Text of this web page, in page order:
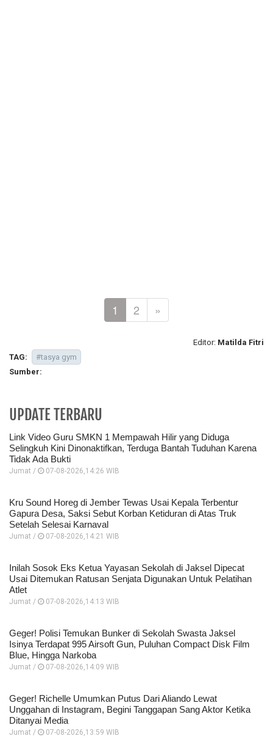
1 2 »
Editor: Matilda Fitri
TAG:
#tasya gym
Sumber:
UPDATE TERBARU
Link Video Guru SMKN 1 Mempawah Hilir yang Diduga
Selingkuh Kini Dinonaktifkan, Terduga Bantah Tuduhan Karena
Tidak Ada Bukti
Jumat / 07-08-2026,14:26 WIB
Kru Sound Horeg di Jember Tewas Usai Kepala Terbentur
Gapura Desa, Saksi Sebut Korban Ketiduran di Atas Truk
Setelah Selesai Karnaval
Jumat / 07-08-2026,14:21 WIB
Inilah Sosok Eks Ketua Yayasan Sekolah di Jaksel Dipecat
Usai Ditemukan Ratusan Senjata Digunakan Untuk Pelatihan
Atlet
Jumat / 07-08-2026,14:13 WIB
Geger! Polisi Temukan Bunker di Sekolah Swasta Jaksel
Isinya Terdapat 995 Airsoft Gun, Puluhan Compact Disk Film
Blue, Hingga Narkoba
Jumat / 07-08-2026,14:09 WIB
Geger! Richelle Umumkan Putus Dari Aliando Lewat
Unggahan di Instagram, Begini Tanggapan Sang Aktor Ketika
Ditanyai Media
Jumat / 07-08-2026,13:59 WIB